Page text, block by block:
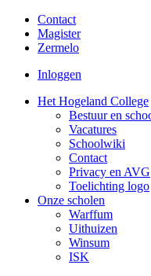
Contact
Magister
Zermelo
Inloggen
Het Hogeland College
Bestuur en
Vacatures
Schoolwiki
Contact
Privacy en AVG
Toelichting logo
Onze scholen
Warffum
Uithuizen
Winsum
ISK